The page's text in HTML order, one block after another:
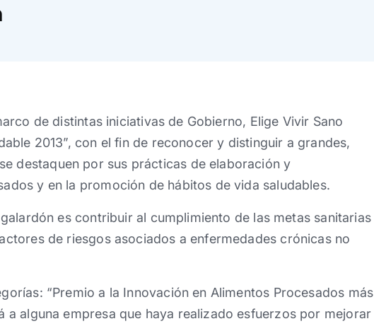
de distintas iniciativas de Gobierno, Elige Vivir Sano
2013”, con el fin de reconocer y distinguir a grandes,
destaquen por sus prácticas de elaboración y
y en la promoción de hábitos de vida saludables.
es contribuir al cumplimiento de las metas sanitarias
de riesgos asociados a enfermedades crónicas no
“Premio a la Innovación en Alimentos Procesados más
a alguna empresa que haya realizado esfuerzos por mejorar